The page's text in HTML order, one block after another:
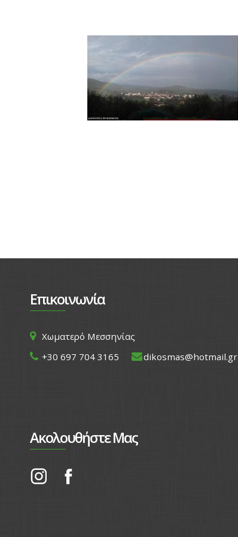
Επικοινωνία
Χωματερό Μεσσηνίας
+30 697 704 3165
dikosmas@hotmail.gr
Ακολουθήστε Μας